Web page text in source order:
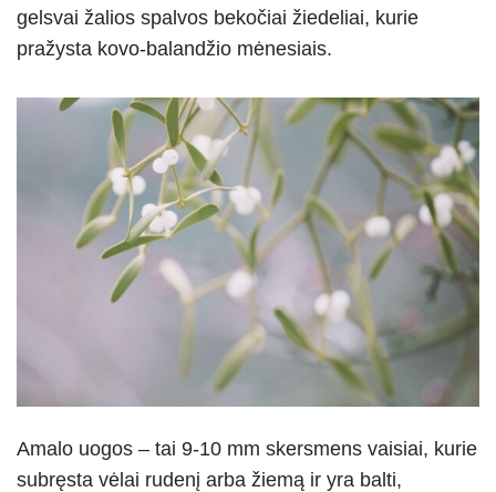
gelsvai žalios spalvos bekočiai žiedeliai, kurie
pražysta kovo-balandžio mėnesiais.
Amalo uogos – tai 9-10 mm skersmens vaisiai, kurie
subręsta vėlai rudenį arba žiemą ir yra balti,